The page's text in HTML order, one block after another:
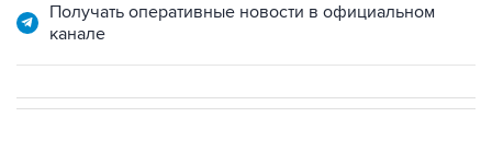
Получать оперативные новости в официальном
канале